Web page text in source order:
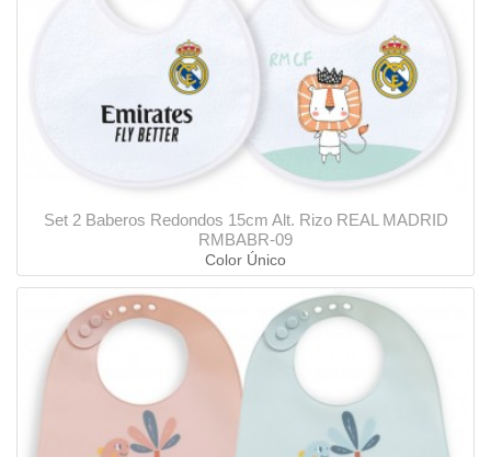
Set 2 Baberos Redondos 15cm Alt. Rizo REAL MADRID
RMBABR-09
Color Único